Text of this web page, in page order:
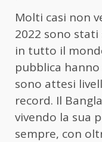
Molti casi non
2022 sono
in tutto il
pubblica
sono attesi
record. Il
vivendo la sua
sempre, con